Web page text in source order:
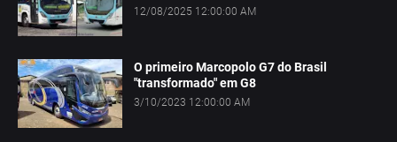
12/08/2025 12:00:00 AM
O primeiro Marcopolo G7 do Brasil
"transformado" em G8
3/10/2023 12:00:00 AM